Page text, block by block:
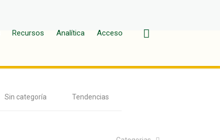
Recursos Analítica Acceso
Sin categoría Tendencias